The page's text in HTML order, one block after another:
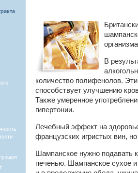
В
количество полифенолов.
способствует улучшению
Также умеренное
гипертонии.
Лечебный эффект на
французских игристых вин,
Шампанское нужно подавать
печенью. Шампанское сухое